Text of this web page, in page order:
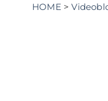
HOME >